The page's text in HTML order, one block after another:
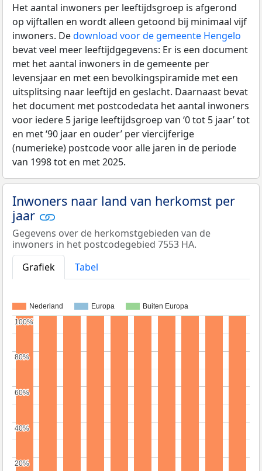
Het aantal inwoners per leeftijdsgroep is afgerond
op vijftallen en wordt alleen getoond bij minimaal vijf
inwoners. Dedownload voor de gemeente Hengelo
bevat veel meer leeftijdgegevens: Er is een document
met het aantal inwoners in de gemeente per
levensjaar en met een bevolkingspiramide met een
uitsplitsing naar leeftijd en geslacht. Daarnaast bevat
het document met postcodedata het aantal inwoners
voor iedere 5 jarige leeftijdsgroep van ‘0 tot 5 jaar’ tot
en met ‘90 jaar en ouder’ per viercijferige
(numerieke) postcode voor alle jaren in de periode
van 1998 tot en met 2025.
Inwoners naar land van herkomst per
jaar
Gegevens over de herkomstgebieden van de
inwoners in het postcodegebied 7553 HA.
Grafiek
Tabel
Nederland Europa Buiten Europa
20%
20%
40%
40%
60%
60%
80%
80%
100%
100%